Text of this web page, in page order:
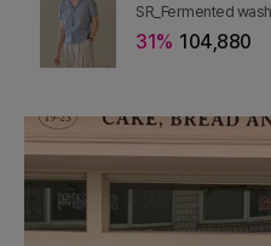
SR_Fermented
31% 104,880